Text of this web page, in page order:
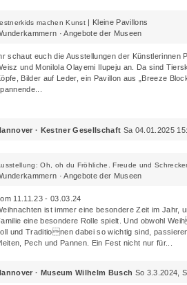
machen Kunst | Kleine Pavillons
· Angebote der Museen
schaut euch die Ausstellungen der Künstlerinnen
und Monilola Olayemi Ilupeju an. Da sind
Bilder auf Leder, ein Pavillon aus „Breeze
· Kestner Gesellschaft Sa 04.01.2025
Oh, oh du Fröhliche. Freude und
· Angebote der Museen
11.11.23 - 03.03.24
ist immer eine besondere Zeit im Jahr,
eine besondere Rolle spielt. Und obwohl
und Traditionen dabei so wichtig sind,
Pech und Pannen. Ein Fest nicht nur für...
· Museum Wilhelm Busch So 3.3.2024,